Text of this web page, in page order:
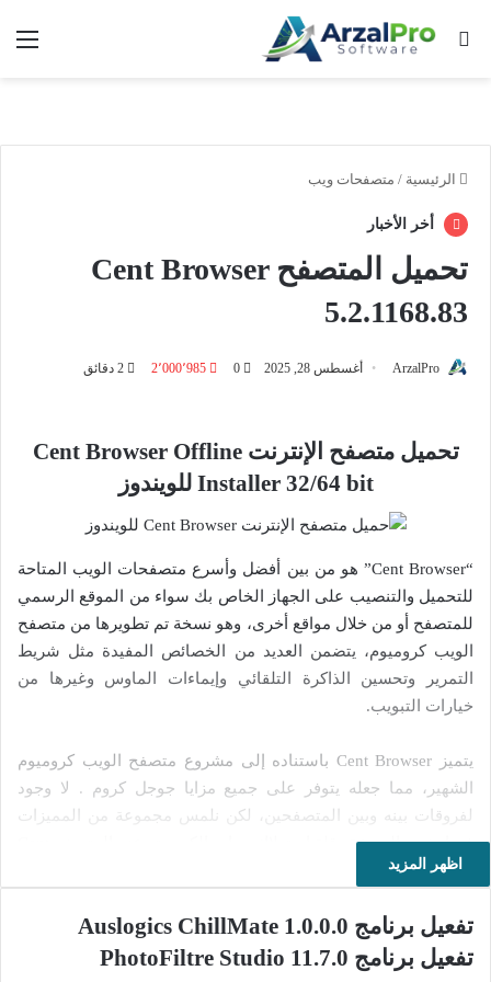
بحث عن
الرئيسية / متصفحات ويب
أخر الأخبار
تحميل المتصفح Cent Browser
5.2.1168.83
ArzalPro أغسطس 28, 2025 0 2٬000٬985
تحميل متصفح الإنترنت Cent Browser Offline
Installer 32/64 bit للويندوز
“Cent Browser” هو من بين أفضل وأسرع متصفحات الويب المتاحة
للتحميل والتنصيب على الجهاز الخاص بك سواء من الموقع الرسمي
للمتصفح أو من خلال مواقع أخرى، وهو نسخة تم تطويرها من متصفح
الويب كروميوم، يتضمن العديد من الخصائص المفيدة مثل شريط
التمرير وتحسين الذاكرة التلقائي وإيماءات الماوس وغيرها من
خيارات التبويب.
يتميز Cent Browser باستناده إلى مشروع متصفح الويب كروميوم
الشهير، مما جعله يتوفر على جميع مزايا جوجل كروم . لا وجود
لفروقات بينه وبين المتصفحين، لكن نلمس مجموعة من المميزات
Browser الذي يتميز بالسرعة في الاستخدام وخالي من التشنجات
المتصفح Cent Browser يتوفر على مجموعة من الخاصيات الرائعة
مثل التحميل من اليوتيوب بمختلف الصيغ من خلال معظم برامج
اظهر المزيد
تفعيل برنامج Auslogics ChillMate 1.0.0.0
تفعيل برنامج PhotoFiltre Studio 11.7.0